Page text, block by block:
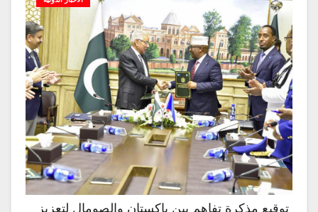
توقيع مذكرة تفاهم بين باكستان والصومال لتعزيز